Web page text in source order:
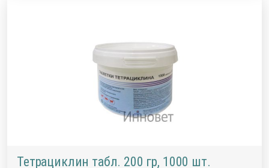
Тетрациклин табл. 200 гр, 1000 шт.